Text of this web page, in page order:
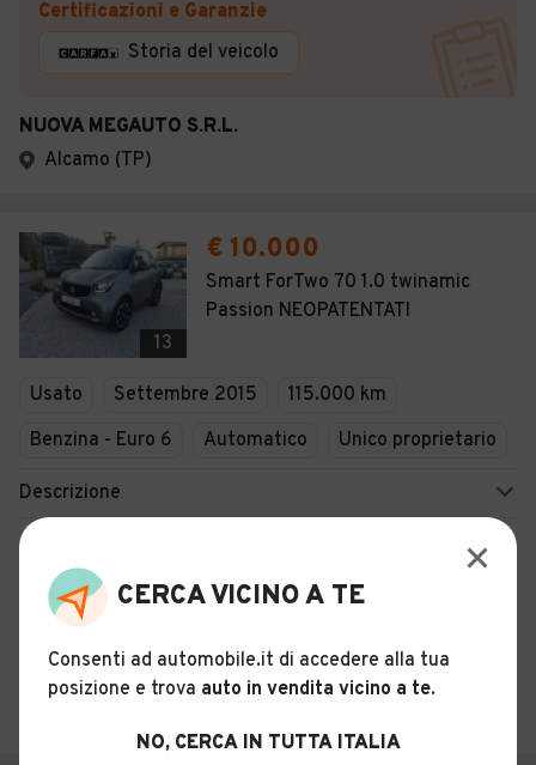
Certificazioni e Garanzie
Storia del veicolo
NUOVA MEGAUTO S.R.L.
Alcamo (TP)
13
€ 10.000
Smart ForTwo 70 1.0 twinamic
Passion NEOPATENTATI
Usato Settembre 2015
115.000 km
Benzina - Euro 6
Automatico Unico proprietario
Descrizione
Certificazioni e Garanzie
DS.PA.MA. SRL
CERCA VICINO A TE
Consenti ad automobile.it di accedere alla tua
posizione e trova auto in vendita vicino a te.
NO, CERCA IN TUTTA ITALIA